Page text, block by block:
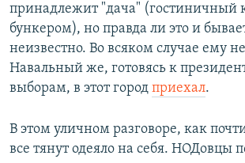
принадлежит "дача" (гостиничный
бункером), но правда ли это и
неизвестно. Во всяком случае ему
Навальный же, готовясь к
выборам, в этот город приехал.
В этом уличном разговоре, как
все тянут одеяло на себя. НОДовцы